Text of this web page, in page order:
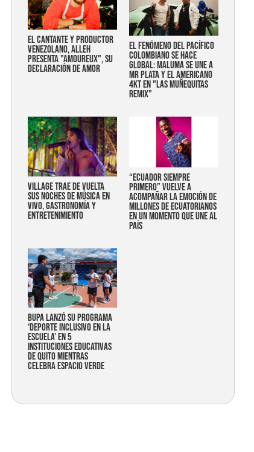
EL CANTANTE Y PRODUCTOR
VENEZOLANO, ALLEH
PRESENTA "AMOUREUX", SU
DECLARACIÓN DE AMOR
EL FENÓMENO DEL PACÍFICO
COLOMBIANO SE HACE
GLOBAL: MALUMA SE UNE A
MR PLATA Y EL AMERICANO
4KT EN "LAS MUÑEQUITAS
REMIX"
Village trae de vuelta
sus noches de música en
vivo, gastronomía y
entretenimiento
“Ecuador siempre
primero” vuelve a
acompañar la emoción de
millones de ecuatorianos
en un momento que une al
país
Bupa lanzó su programa
‘Deporte Inclusivo en la
Escuela’ en 5
instituciones educativas
de Quito mientras
celebra espacio verde